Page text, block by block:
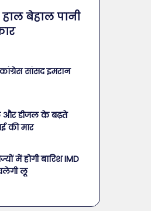
बेहाल पानी
सांसद इमरान
और डीजल के बढ़ते
की मार
में होगी बारिश IMD
लू